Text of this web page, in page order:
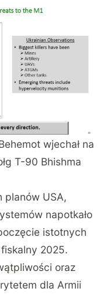
wjechał na
T-90 Bhishma
planów USA,
napotkało
istotnych
2025.
oraz
dla Armii